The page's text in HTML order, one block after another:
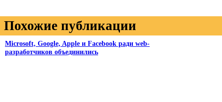
Похожие публикации
Microsoft, Google, Apple и Facebook ради web-
разработчиков объединились